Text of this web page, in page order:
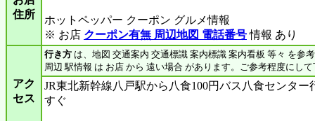
住所
ホットペッパー クーポン グルメ情報
※ お店 クーポン有無 周辺地図 電話番号情報 あり
アク
セス
行き方 は、地図 交通案内 交通標識 案内標識 案内看板 等々 を参
周辺 駅情報 は お店 から 遠い場合 があります。ご参考程度にし
JR東北新幹線八戸駅から八食100円バス八食センター
すぐ